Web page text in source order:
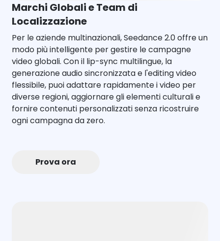
Marchi Globali e Team di
Localizzazione
Per le aziende multinazionali, Seedance 2.0 offre un
modo più intelligente per gestire le campagne
video globali. Con il lip-sync multilingue, la
generazione audio sincronizzata e l'editing video
flessibile, puoi adattare rapidamente i video per
diverse regioni, aggiornare gli elementi culturali e
fornire contenuti personalizzati senza ricostruire
ogni campagna da zero.
Prova ora